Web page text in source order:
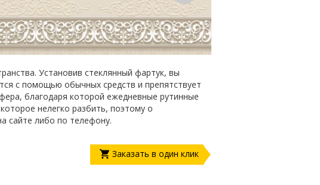
Установив стеклянный фартук, вы
с помощью обычных средств и препятствует
благодаря которой ежедневные рутинные
нелегко разбить, поэтому о
сайте либо по телефону.
Заказать в один клик